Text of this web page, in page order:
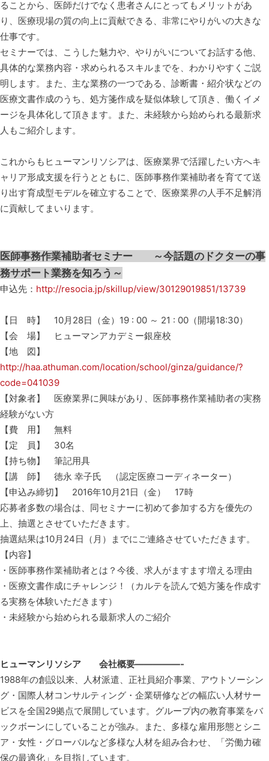
ることから、医師だけでなく患者さんにとってもメリットがあ
り、医療現場の質の向上に貢献できる、非常にやりがいの大きな
仕事です。
セミナーでは、こうした魅力や、やりがいについてお話する他、
具体的な業務内容・求められるスキルまでを、わかりやすくご説
明します。また、主な業務の一つである、診断書・紹介状などの
医療文書作成のうち、処方箋作成を疑似体験して頂き、働くイメ
ージを具体化して頂きます。また、未経験から始められる最新求
人もご紹介します。
これからもヒューマンリソシアは、医療業界で活躍したい方へキ
ャリア形成支援を行うとともに、医師事務作業補助者を育てて送
り出す育成型モデルを確立することで、医療業界の人手不足解消
に貢献してまいります。
医師事務作業補助者セミナー ～今話題のドクターの事
務サポート業務を知ろう～
申込先： http://resocia.jp/skillup/view/30129019851/13739
【日 時】 10月28日（金）19 : 00 ～ 21 : 00（開場18:30）
【会 場】 ヒューマンアカデミー銀座校
【地 図】
http://haa.athuman.com/location/school/ginza/guidance/?
code=041039
【対象者】 医療業界に興味があり、医師事務作業補助者の実務
経験がない方
【費 用】 無料
【定 員】 30名
【持ち物】 筆記用具
【講 師】 徳永 幸子氏 （認定医療コーディネーター）
【申込み締切】 2016年10月21日（金） 17時
応募者多数の場合は、同セミナーに初めて参加する方を優先の
上、抽選とさせていただきます。
抽選結果は10月24日（月）までにご連絡させていただきます。
【内容】
・医師事務作業補助者とは？今後、求人がますます増える理由
・医療文書作成にチャレンジ！（カルテを読んで処方箋を作成す
る実務を体験いただきます）
・未経験から始められる最新求人のご紹介
ヒューマンリソシア 会社概要—————-
1988年の創設以来、人材派遣、正社員紹介事業、アウトソーシン
グ・国際人材コンサルティング・企業研修などの幅広い人材サー
ビスを全国29拠点で展開しています。グループ内の教育事業をバ
ックボーンにしていることが強み。また、多様な雇用形態とシニ
ア・女性・グローバルなど多様な人材を組み合わせ、「労働力確
保の最適化」を目指しています。